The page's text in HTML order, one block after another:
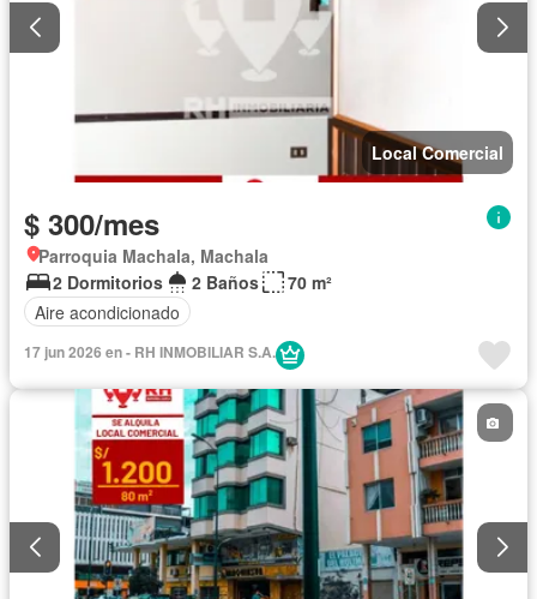
Local Comercial
$ 300/mes
Parroquia Machala, Machala
2 Dormitorios
2 Baños
70 m²
Aire acondicionado
17 jun 2026 en - RH INMOBILIAR S.A.